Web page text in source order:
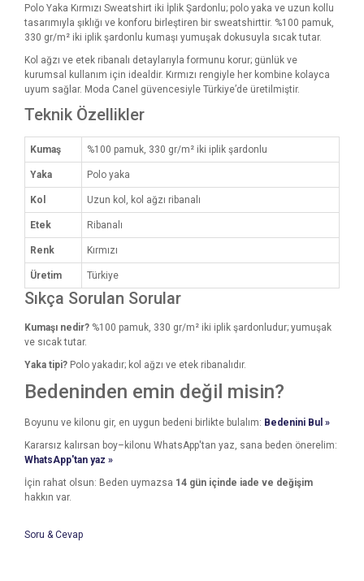
Polo Yaka Kırmızı Sweatshirt iki İplik Şardonlu; polo yaka ve uzun kollu
tasarımıyla şıklığı ve konforu birleştiren bir sweatshirttir. %100 pamuk,
330 gr/m² iki iplik şardonlu kumaşı yumuşak dokusuyla sıcak tutar.
Kol ağzı ve etek ribanalı detaylarıyla formunu korur; günlük ve
kurumsal kullanım için idealdir. Kırmızı rengiyle her kombine kolayca
uyum sağlar. Moda Canel güvencesiyle Türkiye’de üretilmiştir.
Teknik Özellikler
Kumaş %100 pamuk, 330 gr/m² iki iplik şardonlu
Yaka Polo yaka
Kol Uzun kol, kol ağzı ribanalı
Etek Ribanalı
Renk Kırmızı
Üretim Türkiye
Sıkça Sorulan Sorular
Kumaşı nedir? %100 pamuk, 330 gr/m² iki iplik şardonludur; yumuşak
ve sıcak tutar.
Yaka tipi? Polo yakadır; kol ağzı ve etek ribanalıdır.
Bedeninden emin değil misin?
Boyunu ve kilonu gir, en uygun bedeni birlikte bulalım: Bedenini Bul »
Kararsız kalırsan boy–kilonu WhatsApp'tan yaz, sana beden önerelim:
WhatsApp'tan yaz »
İçin rahat olsun: Beden uymazsa 14 gün içinde iade ve değişim
hakkın var.
Soru & Cevap